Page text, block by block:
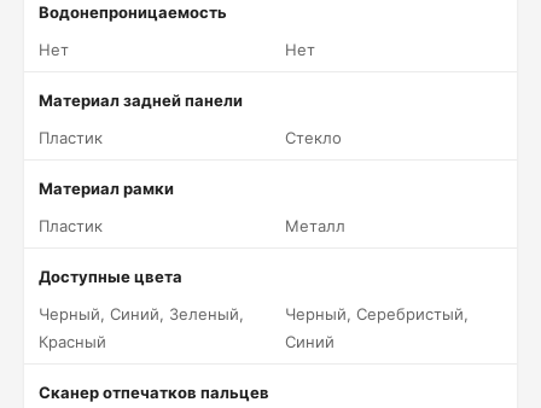
Водонепроницаемость
Нет
Нет
Материал задней панели
Пластик
Стекло
Материал рамки
Пластик
Металл
Доступные цвета
Черный, Синий, Зеленый,
Красный
Черный, Серебристый,
Синий
Сканер отпечатков пальцев